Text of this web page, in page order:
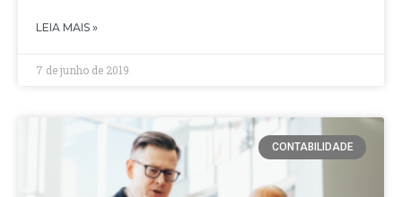
LEIA MAIS »
7 de junho de 2019
CONTABILIDADE